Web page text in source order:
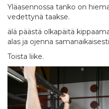
Yläasennossa tanko on
vedettynä taakse.
älä päästä olkapäitä
alas ja ojenna
Toista liike.